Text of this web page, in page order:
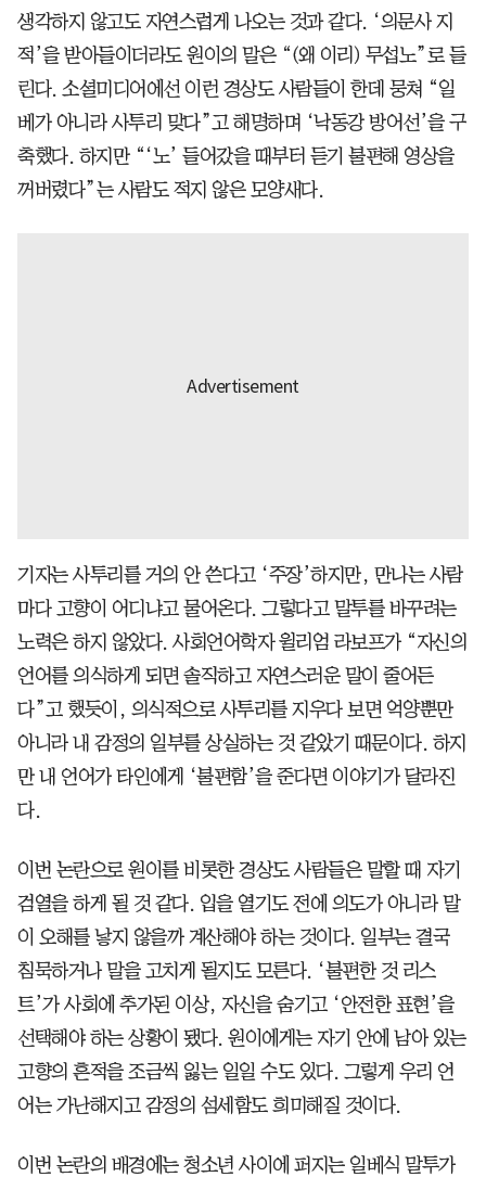
생각하지 않고도 자연스럽게 나오는 것과 같다. ‘의문사 지
적’을 받아들이더라도 원이의 말은 “(왜 이리) 무섭노”로 들
린다. 소셜미디어에선 이런 경상도 사람들이 한데 뭉쳐 “일
베가 아니라 사투리 맞다”고 해명하며 ‘낙동강 방어선’을 구
축했다. 하지만 “‘노’ 들어갔을 때부터 듣기 불편해 영상을
꺼버렸다”는 사람도 적지 않은 모양새다.
기자는 사투리를 거의 안 쓴다고 ‘주장’하지만, 만나는 사람
마다 고향이 어디냐고 물어온다. 그렇다고 말투를 바꾸려는
노력은 하지 않았다. 사회언어학자 윌리엄 라보프가 “자신의
언어를 의식하게 되면 솔직하고 자연스러운 말이 줄어든
다”고 했듯이, 의식적으로 사투리를 지우다 보면 억양뿐만
아니라 내 감정의 일부를 상실하는 것 같았기 때문이다. 하지
만 내 언어가 타인에게 ‘불편함’을 준다면 이야기가 달라진
다.
이번 논란으로 원이를 비롯한 경상도 사람들은 말할 때 자기
검열을 하게 될 것 같다. 입을 열기도 전에 의도가 아니라 말
이 오해를 낳지 않을까 계산해야 하는 것이다. 일부는 결국
침묵하거나 말을 고치게 될지도 모른다. ‘불편한 것 리스
트’가 사회에 추가된 이상, 자신을 숨기고 ‘안전한 표현’을
선택해야 하는 상황이 됐다. 원이에게는 자기 안에 남아 있는
고향의 흔적을 조금씩 잃는 일일 수도 있다. 그렇게 우리 언
어는 가난해지고 감정의 섬세함도 희미해질 것이다.
이번 논란의 배경에는 청소년 사이에 퍼지는 일베식 말투가